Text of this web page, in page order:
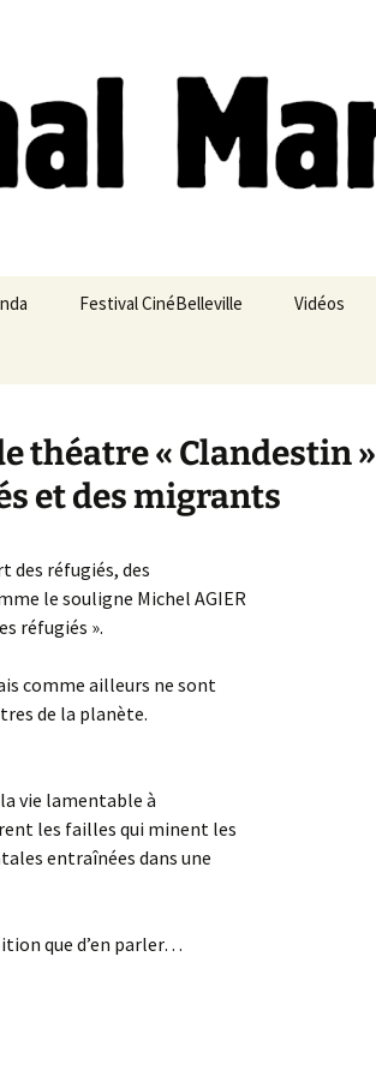
Festival CinéBelleville Vidéos
théatre « Clandestin »
et des migrants
des réfugiés, des
le souligne Michel AGIER
réfugiés ».
comme ailleurs ne sont
de la planète.
la vie lamentable à
les failles qui minent les
entraînées dans une
que d’en parler…